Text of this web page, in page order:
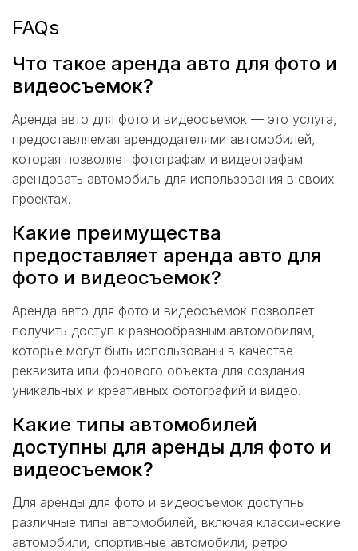
FAQs
Что такое аренда авто для фото и
видеосъемок?
Аренда авто для фото и видеосъемок — это услуга,
предоставляемая арендодателями автомобилей,
которая позволяет фотографам и видеографам
арендовать автомобиль для использования в своих
проектах.
Какие преимущества
предоставляет аренда авто для
фото и видеосъемок?
Аренда авто для фото и видеосъемок позволяет
получить доступ к разнообразным автомобилям,
которые могут быть использованы в качестве
реквизита или фонового объекта для создания
уникальных и креативных фотографий и видео.
Какие типы автомобилей
доступны для аренды для фото и
видеосъемок?
Для аренды для фото и видеосъемок доступны
различные типы автомобилей, включая классические
автомобили, спортивные автомобили, ретро